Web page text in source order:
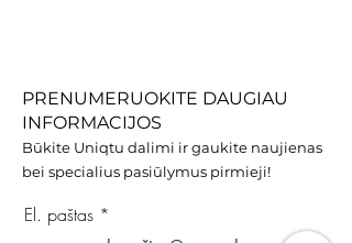
PRENUMERUOKITE DAUGIAU
INFORMACIJOS
Būkite Uniqtu dalimi ir gaukite naujienas
bei specialius pasiūlymus pirmieji!
El. paštas